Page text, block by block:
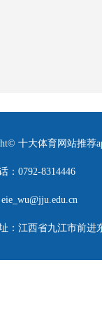
十大体育网站推荐
：0792-8314446
：江西省九江市前进